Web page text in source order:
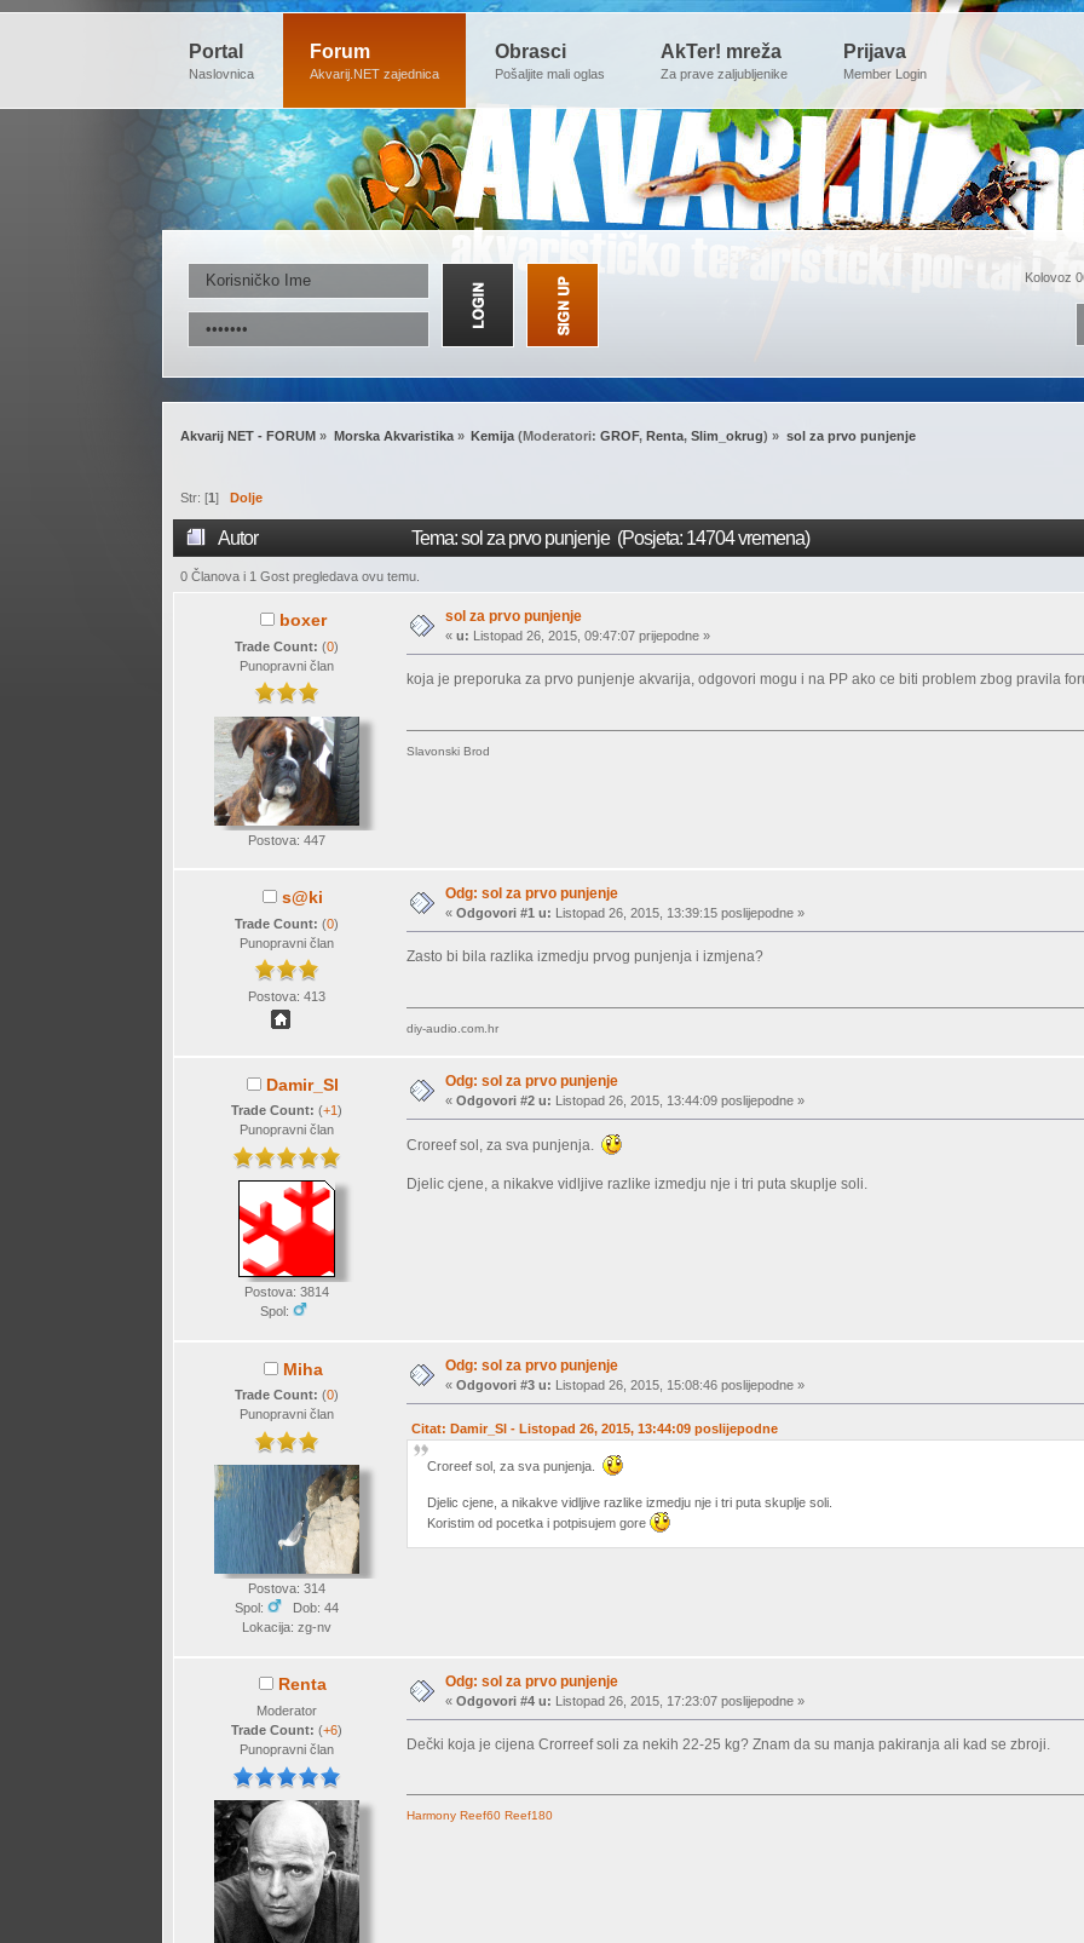
Portal
Naslovnica
Forum
Akvarij.NET zajednica
Obrasci
Pošaljite mali oglas
AkTer! mreža
Za prave zaljubljenike
Prijava
Member Login
Kolovoz
Akvarij NET - FORUM » Morska Akvaristika» Kemija (Moderatori:GROF, Renta,Slim_okrug) » sol za prvo punjenje
Str: [1] Dolje
Autor Tema: sol za prvo punjenje (Posjeta: 14704 vremena)
0 Članova i 1 Gost pregledava ovu temu.
boxer
Trade Count:(0)
Punopravni član
Postova: 447
sol za prvo punjenje
«u: Listopad 26, 2015, 09:47:07 prijepodne »
koja je preporuka za prvo punjenje akvarija, odgovori mogu i na PP ako ce biti problem zbog pravila
Slavonski Brod
s@ki
Trade Count:(0)
Punopravni član
Postova: 413
Odg: sol za prvo punjenje
«Odgovori #1 u: Listopad 26, 2015, 13:39:15 poslijepodne »
Zasto bi bila razlika izmedju prvog punjenja i izmjena?
diy-audio.com.hr
Damir_Sl
Trade Count:(+1)
Punopravni član
Postova: 3814
Spol:
Odg: sol za prvo punjenje
«Odgovori #2 u: Listopad 26, 2015, 13:44:09 poslijepodne »
Croreef sol, za sva punjenja.
Djelic cjene, a nikakve vidljive razlike izmedju nje i tri puta skuplje soli.
Miha
Trade Count:(0)
Punopravni član
Postova: 314
Spol:
Dob: 44
Lokacija: zg-nv
Odg: sol za prvo punjenje
«Odgovori #3 u: Listopad 26, 2015, 15:08:46 poslijepodne »
Citat: Damir_Sl - Listopad 26, 2015, 13:44:09 poslijepodne
Croreef sol, za sva punjenja.
Djelic cjene, a nikakve vidljive razlike izmedju nje i tri puta skuplje soli.
Koristim od pocetka i potpisujem gore
Renta
Moderator
Trade Count:(+6)
Punopravni član
Odg: sol za prvo punjenje
«Odgovori #4 u: Listopad 26, 2015, 17:23:07 poslijepodne »
Dečki koja je cijena Crorreef soli za nekih 22-25 kg? Znam da su manja pakiranja ali kad se zbroji.
Harmony Reef60 Reef180